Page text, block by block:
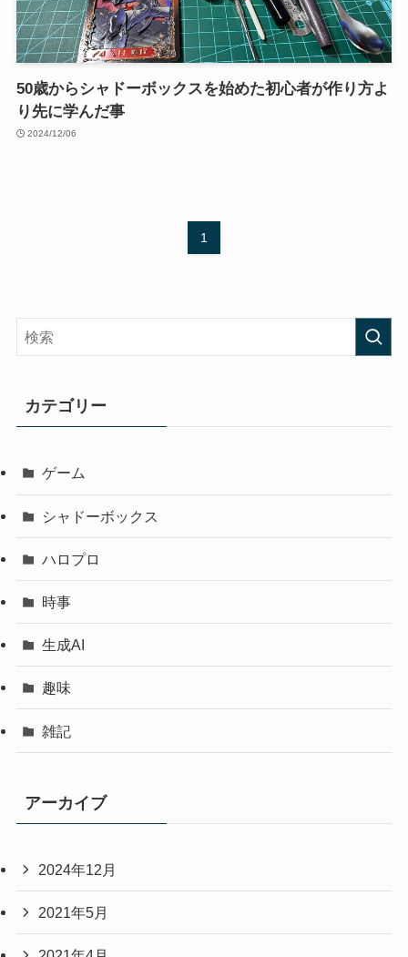
50歳からシャドーボックスを始めた初心者が作り方よ
り先に学んだ事
2024/12/06
1
カテゴリー
ゲーム
シャドーボックス
ハロプロ
時事
生成AI
趣味
雑記
アーカイブ
2024年12月
2021年5月